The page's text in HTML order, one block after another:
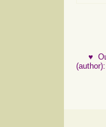
♥
(author):